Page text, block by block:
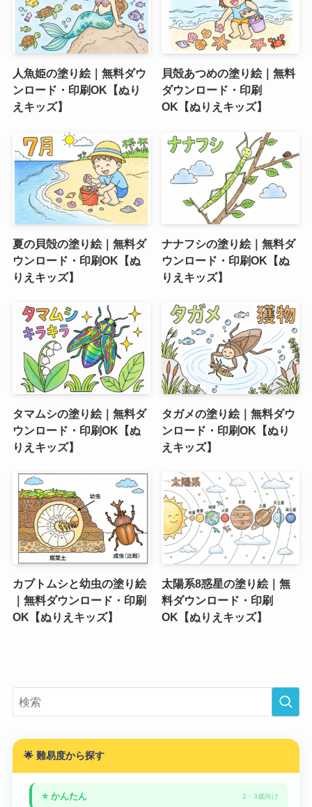
人魚姫の塗り絵｜無料ダウ
ンロード・印刷OK【ぬり
えキッズ】
貝殻あつめの塗り絵｜無料
ダウンロード・印刷
OK【ぬりえキッズ】
夏の貝殻の塗り絵｜無料ダ
ウンロード・印刷OK【ぬ
りえキッズ】
ナナフシの塗り絵｜無料ダ
ウンロード・印刷OK【ぬ
りえキッズ】
タマムシの塗り絵｜無料ダ
ウンロード・印刷OK【ぬ
りえキッズ】
タガメの塗り絵｜無料ダウ
ンロード・印刷OK【ぬり
えキッズ】
カブトムシと幼虫の塗り絵
｜無料ダウンロード・印刷
OK【ぬりえキッズ】
太陽系8惑星の塗り絵｜無
料ダウンロード・印刷
OK【ぬりえキッズ】
🌟 難易度から探す
⭐ かんたん 2・3歳向け